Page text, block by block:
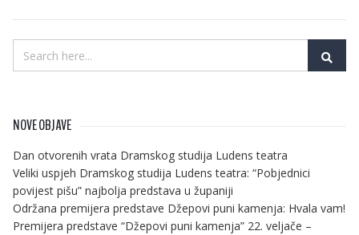
NOVE OBJAVE
Dan otvorenih vrata Dramskog studija Ludens teatra
Veliki uspjeh Dramskog studija Ludens teatra: “Pobjednici
povijest pišu” najbolja predstava u županiji
Održana premijera predstave Džepovi puni kamenja: Hvala vam!
Premijera predstave “Džepovi puni kamenja” 22. veljače –